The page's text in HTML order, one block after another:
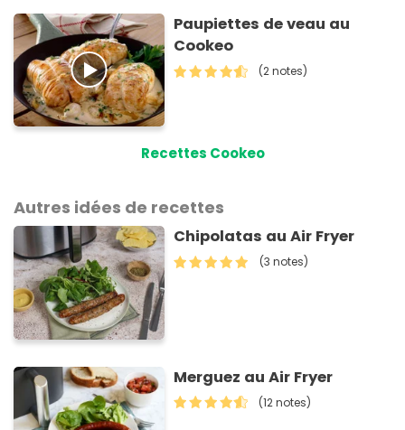
Paupiettes de veau au
Cookeo
(2 notes)
Recettes Cookeo
Autres idées de recettes
Chipolatas au Air Fryer
(3 notes)
Merguez au Air Fryer
(12 notes)